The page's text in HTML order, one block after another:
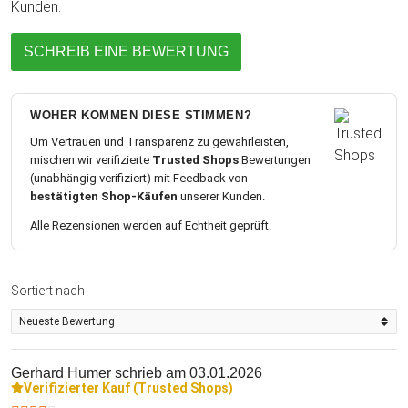
Kunden.
SCHREIB EINE BEWERTUNG
WOHER KOMMEN DIESE STIMMEN?
Um Vertrauen und Transparenz zu gewährleisten,
mischen wir verifizierte Trusted Shops Bewertungen
(unabhängig verifiziert) mit Feedback von
bestätigten Shop-Käufen unserer Kunden.
Alle Rezensionen werden auf Echtheit geprüft.
Sortiert nach
Gerhard Humer schrieb am 03.01.2026
Verifizierter Kauf (Trusted Shops)